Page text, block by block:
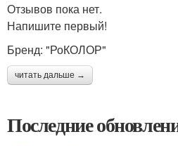
Отзывов пока нет.
Напишите первый!
Бренд: "РоКОЛОР"
читать дальше →
Последние